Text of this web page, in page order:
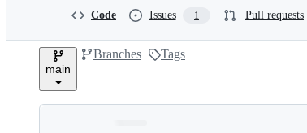
e
Code Issues 1 Pull requests
main
Branches Tags